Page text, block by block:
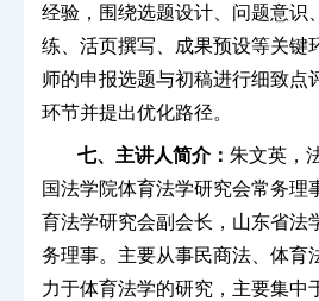
经验，围绕选题设计、问题意识
练、活页撰写、成果预设等关键
师的申报选题与初稿进行细致点
环节并提出优化路径。
七、主讲人简介：朱文英，
国法学院体育法学研究会常务理
育法学研究会副会长，山东省法
务理事。主要从事民商法、体育
力于体育法学的研究，主要集中